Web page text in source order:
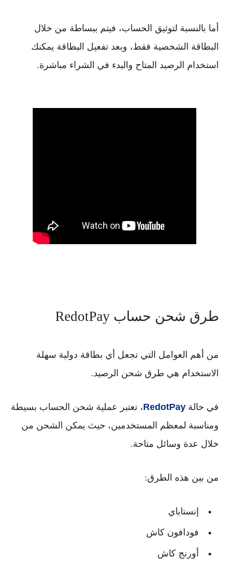
أما بالنسبة لتوثيق الحساب، فيتم ببساطة من خلال
البطاقة الشخصية فقط، وبعد تفعيل البطاقة يمكنك
استخدام الرصيد المتاح والبدء في الشراء مباشرة.
طرق شحن حساب RedotPay
من أهم العوامل التي تجعل أي بطاقة دولية سهلة
الاستخدام هي طرق شحن الرصيد.
في حالة RedotPay، تعتبر عملية شحن الحساب بسيطة
ومناسبة لمعظم المستخدمين، حيث يمكن الشحن من
خلال عدة وسائل متاحة.
من بين هذه الطرق:
إنستاباي
فودافون كاش
أورنج كاش